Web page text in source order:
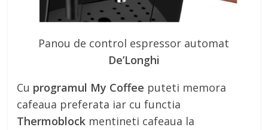
Panou de control espressor automat
De’Longhi
Cu programul My Coffee puteti memora
cafeaua preferata iar cu functia
Thermoblock mentineti cafeaua la